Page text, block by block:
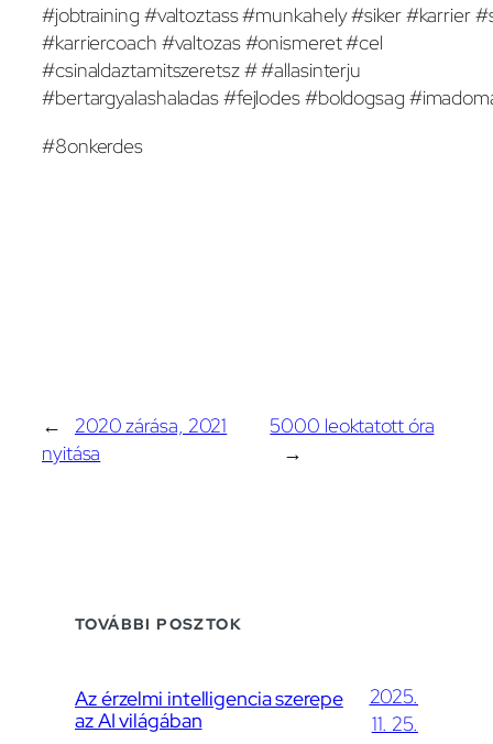
#jobtraining #valtoztass #munkahely #siker #karrier
#karriercoach #valtozas #onismeret #cel
#csinaldaztamitszeretsz # #allasinterju
#bertargyalashaladas #fejlodes #boldogsag
#8onkerdes
←
2020 zárása, 2021
nyitása
5000 leoktatott óra
→
TOVÁBBI POSZTOK
Az érzelmi intelligencia szerepe
az AI világában
2025.
11. 25.